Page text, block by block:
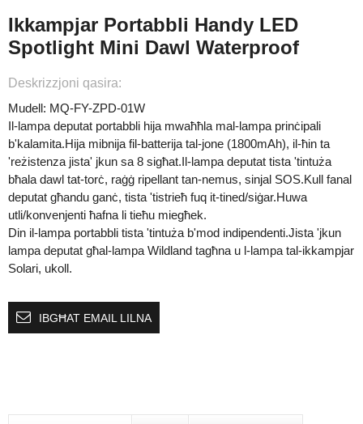
Ikkampjar Portabbli Handy LED
Spotlight Mini Dawl Waterproof
Deskrizzjoni qasira:
Mudell: MQ-FY-ZPD-01W
Il-lampa deputat portabbli hija mwaħħla mal-lampa prinċipali
b'kalamita.Hija mibnija fil-batterija tal-jone (1800mAh), il-ħin ta
'reżistenza jista' jkun sa 8 sigħat.Il-lampa deputat tista 'tintuża
bħala dawl tat-torċ, raġġ ripellant tan-nemus, sinjal SOS.Kull fanal
deputat għandu ganċ, tista 'tistrieħ fuq it-tined/siġar.Huwa
utli/konvenjenti ħafna li tieħu miegħek.
Din il-lampa portabbli tista 'tintuża b'mod indipendenti.Jista 'jkun
lampa deputat għal-lampa Wildland tagħna u l-lampa tal-ikkampjar
Solari, ukoll.
IBGĦAT EMAIL LILNA